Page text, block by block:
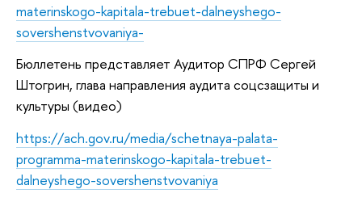
materinskogo-kapitala-trebuet-dalneyshego-
sovershenstvovaniya-
Бюллетень представляет Аудитор СПРФ Сергей
Штогрин, глава направления аудита соцсзащиты и
культуры (видео)
https://ach.gov.ru/media/schetnaya-palata-
programma-materinskogo-kapitala-trebuet-
dalneyshego-sovershenstvovaniya